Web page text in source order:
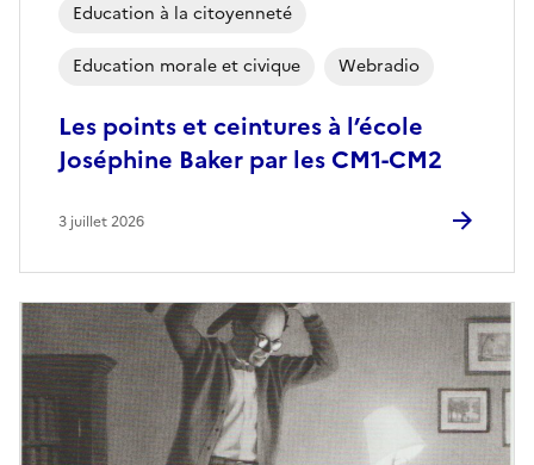
Les points et ceintures à l’école
Joséphine Baker par les CM1-CM2
Education à la citoyenneté
Education morale et civique Webradio
3 juillet 2026